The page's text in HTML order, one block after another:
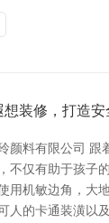
想装修，打造安
颜料有限公司
不仅有助于孩子
用机敏边角，大
人的卡通装潢以